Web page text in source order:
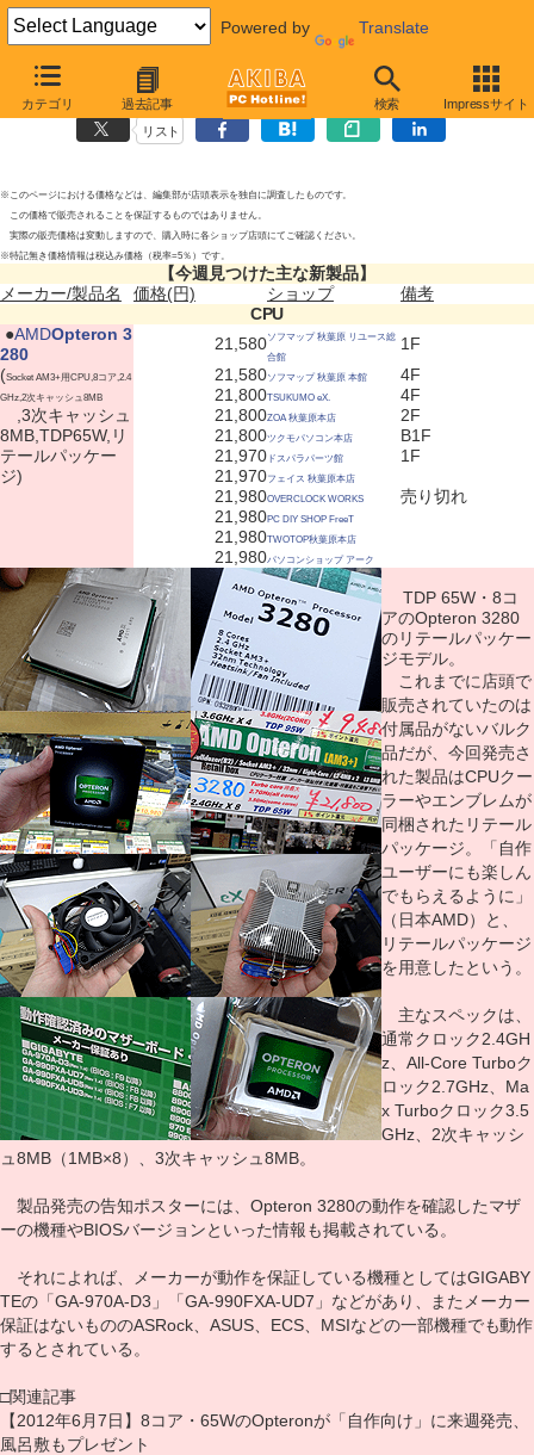
Powered by Translate
カテゴリ 過去記事 検索 Impressサイト
今週見つけた主な新製品(2012年6月16日)
リスト
※このページにおける価格などは、編集部が店頭表示を独自に調査したものです。
この価格で販売されることを保証するものではありません。
実際の販売価格は変動しますので、購入時に各ショップ店頭にてご確認ください。
※特記無き価格情報は税込み価格（税率=5％）です。
【今週見つけた主な新製品】
メーカー/製品名
価格(円) ショップ
備考
CPU
●AMDOpteron 3
280
(Socket AM3+用CPU,8コア,2.4
GHz,2次キャッシュ8MB
,3次キャッシュ
8MB,TDP65W,リ
テールパッケー
ジ)
21,580ソフマップ 秋葉原 リユース総
合館
1F
21,580ソフマップ 秋葉原 本館
4F
21,800TSUKUMO eX.
4F
21,800ZOA 秋葉原本店
2F
21,800ツクモパソコン本店
B1F
21,970 ドスパラパーツ館
1F
21,970フェイス 秋葉原本店
21,980OVERCLOCK WORKS
売り切れ
21,980PC DIY SHOP FreeT
21,980TWOTOP秋葉原本店
21,980パソコンショップ アーク
TDP 65W・8コ
アのOpteron 3280
のリテールパッケー
ジモデル。
これまでに店頭で
販売されていたのは
付属品がないバルク
品だが、今回発売さ
れた製品はCPUクー
ラーやエンブレムが
同梱されたリテール
パッケージ。「自作
ユーザーにも楽しん
でもらえるように」
（日本AMD）と、
リテールパッケージ
を用意したという。
主なスペックは、
通常クロック2.4GH
z、All-Core Turboク
ロック2.7GHz、Ma
x Turboクロック3.5
GHz、2次キャッシ
ュ8MB（1MB×8）、3次キャッシュ8MB。
製品発売の告知ポスターには、Opteron 3280の動作を確認したマザ
ーの機種やBIOSバージョンといった情報も掲載されている。
それによれば、メーカーが動作を保証している機種としてはGIGABY
TEの「GA-970A-D3」「GA-990FXA-UD7」などがあり、またメーカー
保証はないもののASRock、ASUS、ECS、MSIなどの一部機種でも動作
するとされている。
□関連記事
【2012年6月7日】8コア・65WのOpteronが「自作向け」に来週発売、
風呂敷もプレゼント